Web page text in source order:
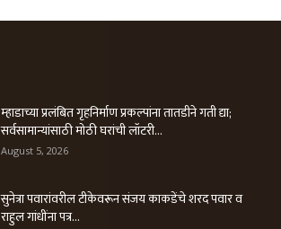
म्हाडाच्या प्रलंबित गृहनिर्माण प्रकल्पांना तातडीने गती द्या;
सर्वसामान्यांसाठी मोठी घरांची लॉटरी...
August 5, 2026
सुनेत्रा पवारांवरील टीकेवरून संजय काकडेंचे शरद पवार व
राहुल गांधींना पत्र...